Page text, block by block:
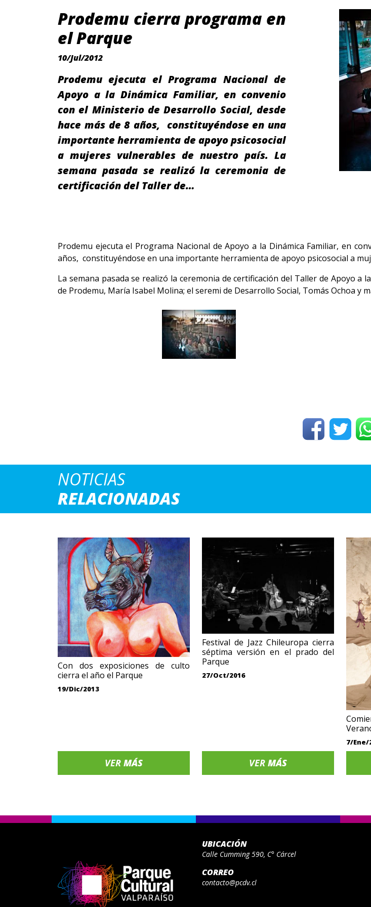
Prodemu cierra programa en
el Parque
10/Jul/2012
Prodemu ejecuta el Programa Nacional de
Apoyo a la Dinámica Familiar, en convenio
con el Ministerio de Desarrollo Social, desde
hace más de 8 años, constituyéndose en una
importante herramienta de apoyo psicosocial
a mujeres vulnerables de nuestro país. La
semana pasada se realizó la ceremonia de
certificación del Taller de…
Prodemu ejecuta el Programa Nacional de Apoyo a la Dinámica Familiar, en
años, constituyéndose en una importante herramienta de apoyo psicosocial a
La semana pasada se realizó la ceremonia de certificación del Taller de Apoyo a
de Prodemu, María Isabel Molina; el seremi de Desarrollo Social, Tomás Ochoa y
NOTICIAS
RELACIONADAS
Con dos exposiciones de culto
cierra el año el Parque
19/Dic/2013
VER MÁS
Festival de Jazz Chileuropa cierra
séptima versión en el prado del
Parque
27/Oct/2016
VER MÁS
7/Ene/
UBICACIÓN
Calle Cumming 590, C° Cárcel
CORREO
contacto@pcdv.cl